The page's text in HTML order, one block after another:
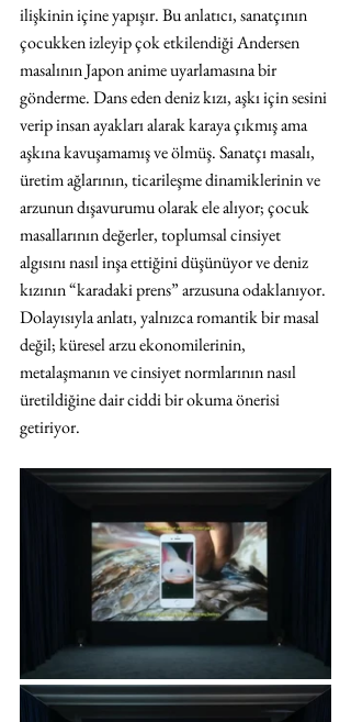
ilişkinin içine yapışır. Bu anlatıcı, sanatçının
çocukken izleyip çok etkilendiği Andersen
masalının Japon anime uyarlamasına bir
gönderme. Dans eden deniz kızı, aşkı için sesini
verip insan ayakları alarak karaya çıkmış ama
aşkına kavuşamamış ve ölmüş. Sanatçı masalı,
üretim ağlarının, ticarileşme dinamiklerinin ve
arzunun dışavurumu olarak ele alıyor; çocuk
masallarının değerler, toplumsal cinsiyet
algısını nasıl inşa ettiğini düşünüyor ve deniz
kızının “karadaki prens” arzusuna odaklanıyor.
Dolayısıyla anlatı, yalnızca romantik bir masal
değil; küresel arzu ekonomilerinin,
metalaşmanın ve cinsiyet normlarının nasıl
üretildiğine dair ciddi bir okuma önerisi
getiriyor.